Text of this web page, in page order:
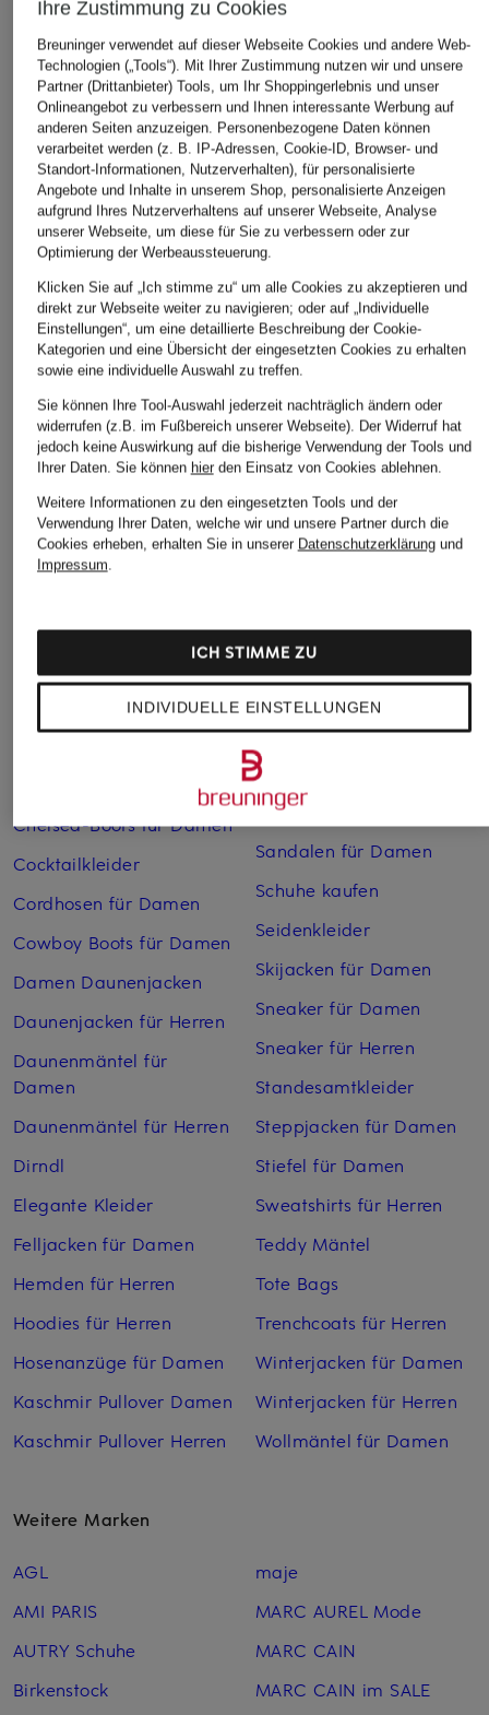
HOKA
Laufschuhe BONDI 9
180 €
+Aktionsrabatt
saucony
Laufschuhe
ENDORPHIN PRO 4
174,99 €
Bestpreis:157,49 €
HOKA
Laufschuhe
11
160 €
Weitere Kategorien
Abendkleider
Bikinis Damen
Braune Stiefel für Damen
Chelsea Boots für Herren
Chelsea-Boots für Damen
Cocktailkleider
Cordhosen für Damen
Cowboy Boots für Damen
Damen Daunenjacken
Daunenjacken für Herren
Daunenmäntel für
Damen
Daunenmäntel für Herren
Dirndl
Elegante Kleider
Felljacken für Damen
Hemden für Herren
Hoodies für Herren
Hosenanzüge für Damen
Kaschmir Pullover Damen
Kaschmir Pullover Herren
Kleider
Lederjacken für Damen
Mäntel für Damen
Parkas für Herren
Pullover für Damen
Rollkragenpullover für
Herren
Sandalen für Damen
Schuhe kaufen
Seidenkleider
Skijacken für Damen
Sneaker für Damen
Sneaker für Herren
Standesamtkleider
Steppjacken für Damen
Stiefel für Damen
Sweatshirts für Herren
Teddy Mäntel
Tote Bags
Trenchcoats für Herren
Winterjacken für Damen
Winterjacken für Herren
Wollmäntel für Damen
Weitere Marken
AGL
AMI PARIS
AUTRY Schuhe
Birkenstock
maje
MARC AUREL Mode
MARC CAIN
MARC CAIN im SALE
Ihre Zustimmung zu Cookies
Breuninger verwendet auf dieser Webseite Cookies und andere Web-
Technologien („Tools“). Mit Ihrer Zustimmung nutzen wir und unsere
Partner (Drittanbieter) Tools, um Ihr Shoppingerlebnis und unser
Onlineangebot zu verbessern und Ihnen interessante Werbung auf
anderen Seiten anzuzeigen. Personenbezogene Daten können
verarbeitet werden (z. B. IP-Adressen, Cookie-ID, Browser- und
Standort-Informationen, Nutzerverhalten), für personalisierte
Angebote und Inhalte in unserem Shop, personalisierte Anzeigen
aufgrund Ihres Nutzerverhaltens auf unserer Webseite, Analyse
unserer Webseite, um diese für Sie zu verbessern oder zur
Optimierung der Werbeaussteuerung.
Klicken Sie auf „Ich stimme zu“ um alle Cookies zu akzeptieren und
direkt zur Webseite weiter zu navigieren; oder auf „Individuelle
Einstellungen“, um eine detaillierte Beschreibung der Cookie-
Kategorien und eine Übersicht der eingesetzten Cookies zu erhalten
sowie eine individuelle Auswahl zu treffen.
Sie können Ihre Tool-Auswahl jederzeit nachträglich ändern oder
widerrufen (z.B. im Fußbereich unserer Webseite). Der Widerruf hat
jedoch keine Auswirkung auf die bisherige Verwendung der Tools und
Ihrer Daten. Sie können hierden Einsatz von Cookies ablehnen.
Weitere Informationen zu den eingesetzten Tools und der
Verwendung Ihrer Daten, welche wir und unsere Partner durch die
Cookies erheben, erhalten Sie in unserer Datenschutzerklärungund
Impressum.
INDIVIDUELLE EINSTELLUNGEN
ICH STIMME ZU